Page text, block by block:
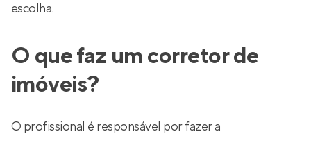
escolha.
O que faz um corretor de
imóveis?
O profissional é responsável por fazer a